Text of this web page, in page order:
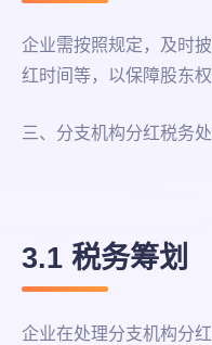
企业需按照规定，及时
红时间等，以保障股东权
三、分支机构分红税务
3.1 税务筹划
企业在处理分支机构分